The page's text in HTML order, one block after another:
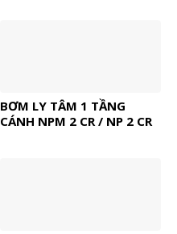
BƠM LY TÂM 1 TẦNG
CÁNH NPM 2 CR / NP 2 CR